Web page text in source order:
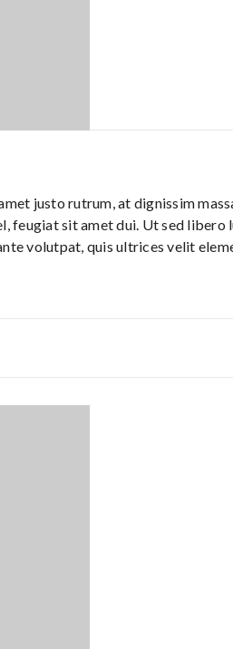
justo rutrum, at dignissim
sit amet dui. Ut sed libero
volutpat, quis ultrices velit